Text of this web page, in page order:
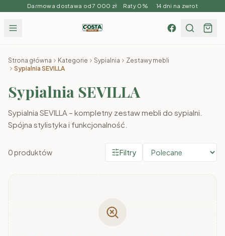
Darmowa dostawa od 7 000 zł Raty 0% 14 dni na zwrot
Strona główna Kategorie Sypialnia
Zestawy mebli
Sypialnia SEVILLA
Sypialnia SEVILLA
Sypialnia SEVILLA – kompletny zestaw mebli do sypialni.
Spójna stylistyka i funkcjonalność.
0produktów Filtry